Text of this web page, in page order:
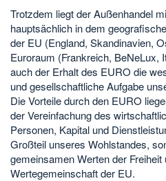
Trotzdem liegt der Außenhandel
hauptsächlich in dem
der EU (England, Skandinavien,
Euroraum (Frankreich, BeNeLux,
auch der Erhalt des EURO die
und gesellschaftliche Aufgabe
Die Vorteile durch den EURO
der Vereinfachung des
Personen, Kapital und
Großteil unseres Wohlstandes,
gemeinsamen Werten der
Wertegemeinschaft der EU.